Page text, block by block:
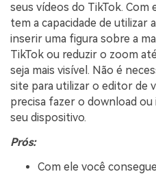
seus vídeos do TikTok.
tem a capacidade de utilizar
inserir uma figura sobre a
TikTok ou reduzir o zoom
seja mais visível. Não é
site para utilizar o editor de
precisa fazer o download
seu dispositivo.
Prós:
Com ele você